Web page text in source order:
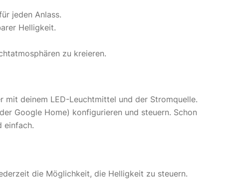
jeden Anlass.
Helligkeit.
zu kreieren.
mit deinem LED-Leuchtmittel und der Stromquelle.
Google Home) konfigurieren und steuern. Schon
einfach.
die Möglichkeit, die Helligkeit zu steuern.